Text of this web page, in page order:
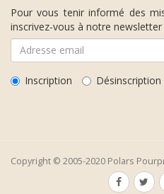
Pour vous tenir informé des
inscrivez-vous à notre newsletter
Inscription Désinscription
Copyright © 2005-2020 Polars